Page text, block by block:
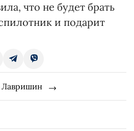
что не будет брать
и подарит